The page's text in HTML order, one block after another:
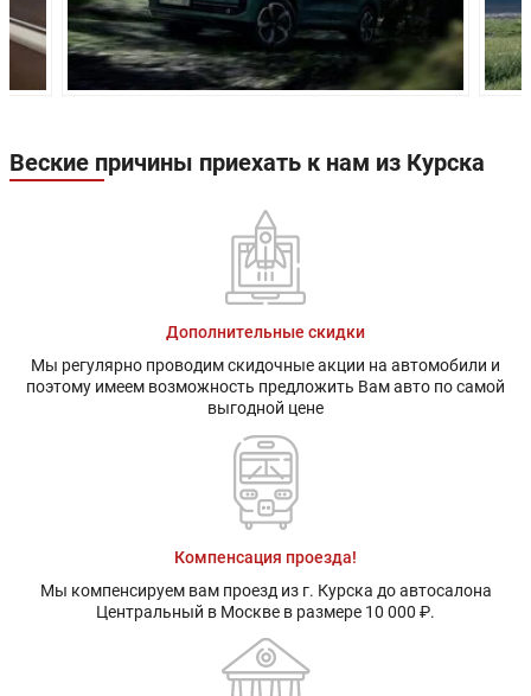
Задние тормоза: -
Производство: Китай
Веские причины приехать к нам из Курска
Дополнительные скидки
Мы регулярно проводим скидочные акции на автомобили и
поэтому имеем возможность предложить Вам авто по самой
выгодной цене
Компенсация проезда!
Мы компенсируем вам проезд из г. Курска до автосалона
Центральный в Москве в размере 10 000 ₽.